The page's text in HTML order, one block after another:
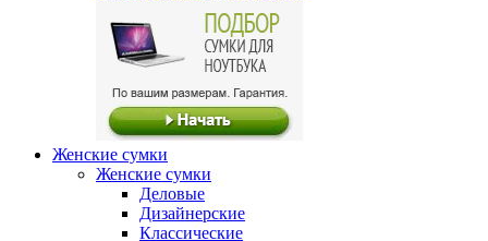
Женские сумки
Женские сумки
Деловые
Дизайнерские
Классические